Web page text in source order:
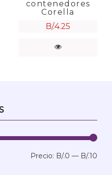
contenedores
Corella
B/.4.25
Precio: B/.0 — B/.10